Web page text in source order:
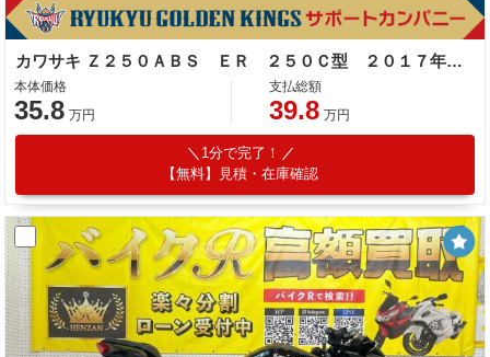
カワサキ Ｚ２５０ＡＢＳ ＥＲ ２５０Ｃ型 ２０１７年モデル ＵＳＢポート スクリーン リアキャリア ＥＴＣ
本体価格
35.8 万円
支払総額
39.8 万円
1分で完了！
【無料】見積・在庫確認